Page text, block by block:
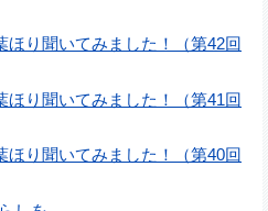
ほり聞いてみました！（第42回
ほり聞いてみました！（第41回
ほり聞いてみました！（第40回